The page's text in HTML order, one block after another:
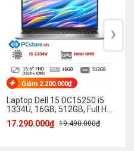
Giảm 2.200.000₫
Laptop Dell 15 DC15250 i5
1334U, 16GB, 512GB, Full HD
120Hz
17.290.000₫ 19.490.000₫
›